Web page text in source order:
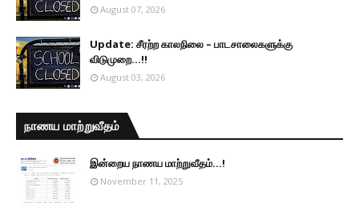
August 07, 2026
Update: சீரற்ற காலநிலை – பாடசாலைகளுக்கு
விடுமுறை...!!
August 03, 2026
நாணய மாற்றுவீதம்
இன்றைய நாணய மாற்றுவீதம்...!
November 11, 2025